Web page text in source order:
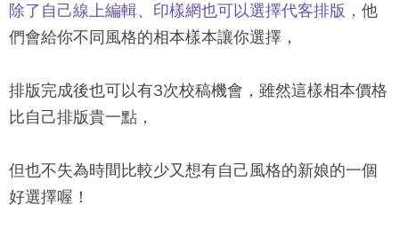
除了自己線上編輯、印樣網也可以選擇代客排版， 他
們會給你不同風格的相本樣本讓你選擇，
排版完成後也可以有3次校稿機會，雖然這樣相本價格
比自己排版貴一點，
但也不失為時間比較少又想有自己風格的新娘的一個
好選擇喔！